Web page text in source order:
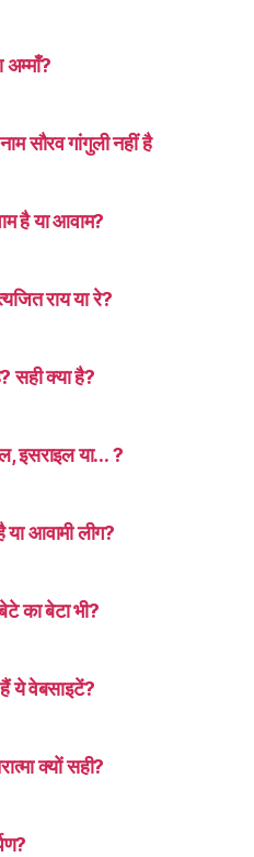
अम्माँ?
सौरव गांगुली नहीं है
है या आवाम?
राय या रे?
सही क्या है?
इसराइल या… ?
या आवामी लीग?
का बेटा भी?
ये वेबसाइटें?
क्यों सही?